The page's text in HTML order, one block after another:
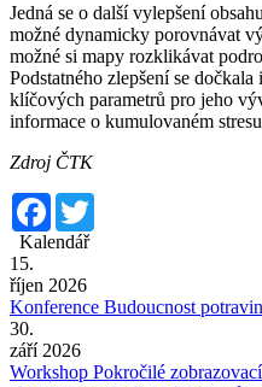
Jedná se o další vylepšení
možné dynamicky porovnávat
možné si mapy rozklikávat
Podstatného zlepšení se
klíčových parametrů pro jeho
informace o kumulovaném
Zdroj ČTK
Facebook
Kalendář
15.
říjen 2026
Konference Budoucnost
30.
září 2026
Workshop Pokročilé